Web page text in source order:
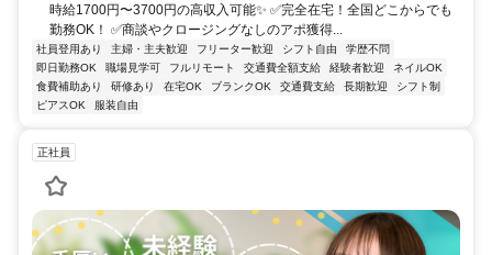
時給1700円〜3700円の高収入可能✨ ✅完全在宅！全国どこからでも
勤務OK！ ✅商談やクロージングなしのアポ獲得...
社員登用あり 主婦・主夫歓迎 フリーター歓迎 シフト自由
学歴不問
即日勤務OK
職場見学可 フルリモート 交通費全額支給 経験者歓迎
ネイルOK
食費補助あり
研修あり 在宅OK ブランクOK 交通費支給 長期歓迎
シフト制
ピアスOK
服装自由
正社員